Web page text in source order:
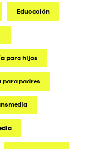
Educación
para hijos
para padres